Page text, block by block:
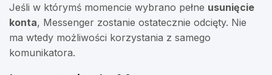
Jeśli w którymś momencie wybrano pełne usunięcie
konta, Messenger zostanie ostatecznie odcięty. Nie
ma wtedy możliwości korzystania z samego
komunikatora.